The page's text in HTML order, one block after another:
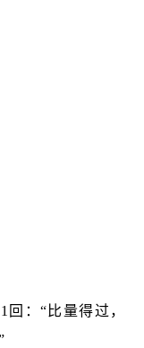
：“比量得过，